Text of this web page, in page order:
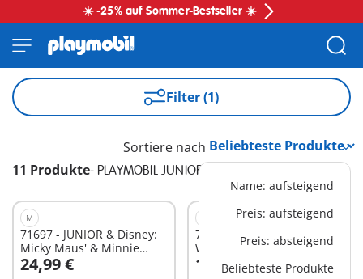
☀️ -25% auf Sommer-Bestseller ☀️
Filter (1)
11 Produkte- PLAYMOBIL JUNIOR & Disney
Sortiere nach
Name: aufsteigend
Preis: aufsteigend
Preis: absteigend
Beliebteste Produkte
M
71697 - JUNIOR & Disney:
Micky Maus' & Minnie
Maus' Wolkenflug
24,99 €
In den Warenkorb
71705 - JUNIOR & Disney:
Winnie Puuhs & Ferkels
Wasserabenteuer
14,99 €
In den Warenkorb